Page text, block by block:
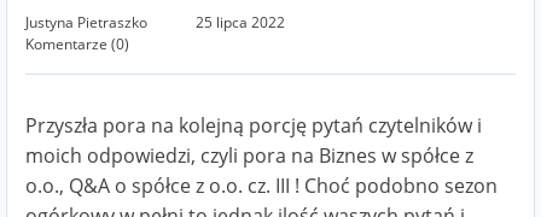
Justyna Pietraszko
25 lipca 2022
Komentarze (0)
Przyszła pora na kolejną porcję pytań czytelników i
moich odpowiedzi, czyli pora na Biznes w spółce z
o.o., Q&A o spółce z o.o. cz. III ! Choć podobno sezon